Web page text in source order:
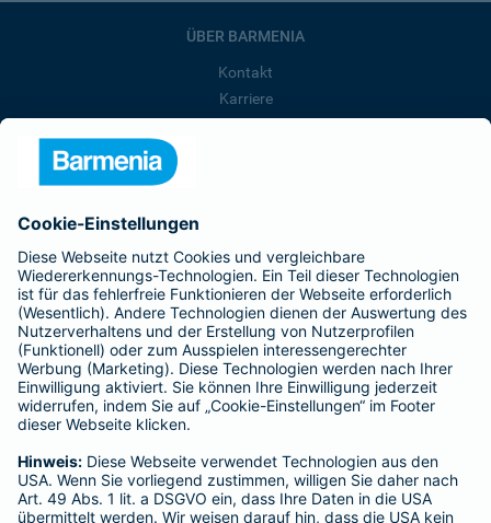
ÜBER BARMENIA
Kontakt
Karriere
Barmenia ist Teil der BarmeniaGothaer
BELIEBTE SEITEN
Kranken-Zusatzversicherung
Tierversicherungen
Haftpflichtversicherung
Hausratversicherung
Adresse ändern
Schaden melden